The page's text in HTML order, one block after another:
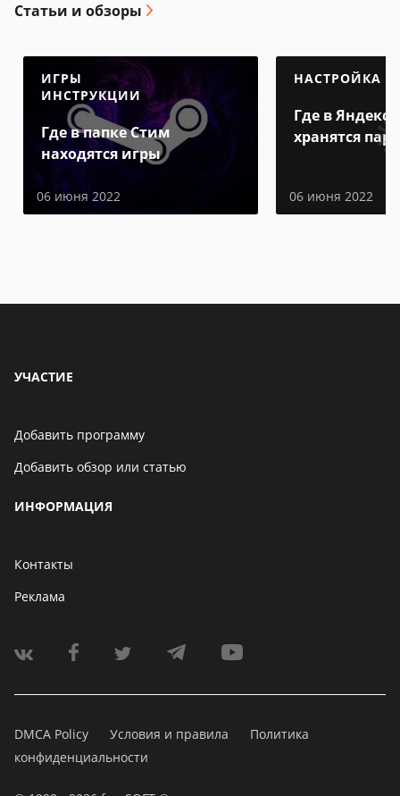
Статьи и обзоры
ИГРЫ
ИНСТРУКЦИИ
Где в папке Стим
находятся игры
06 июня 2022
НАСТРОЙКА
Где в Яндекс
хранятся
06 июня 2022
УЧАСТИЕ
Добавить программу
Добавить обзор или статью
ИНФОРМАЦИЯ
Контакты
Реклама
DMCA Policy Условия и правила
Политика
конфиденциальности